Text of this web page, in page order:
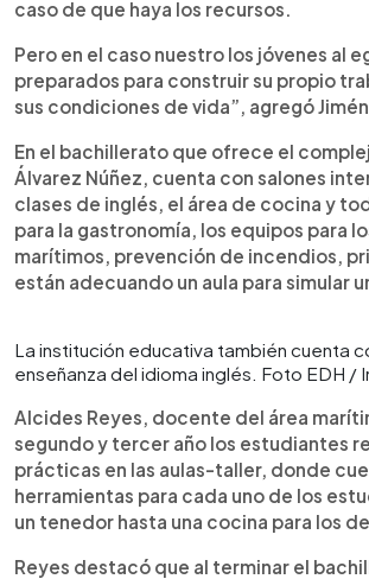
caso de que haya los recursos.
Pero en el caso nuestro los jóvenes al
preparados para construir su propio
sus condiciones de vida”, agregó
En el bachillerato que ofrece el
Álvarez Núñez, cuenta con salones
clases de inglés, el área de cocina y
para la gastronomía, los equipos para
marítimos, prevención de incendios,
están adecuando un aula para simular
La institución educativa también cuenta
enseñanza del idioma inglés. Foto EDH /
Alcides Reyes, docente del área
segundo y tercer año los estudiantes
prácticas en las aulas-taller, donde
herramientas para cada uno de los
un tenedor hasta una cocina para los
Reyes destacó que al terminar el